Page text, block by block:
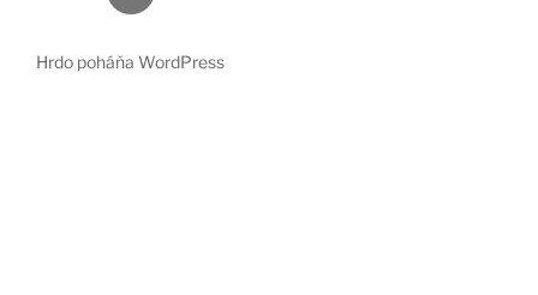
l
Hrdo poháňa WordPress